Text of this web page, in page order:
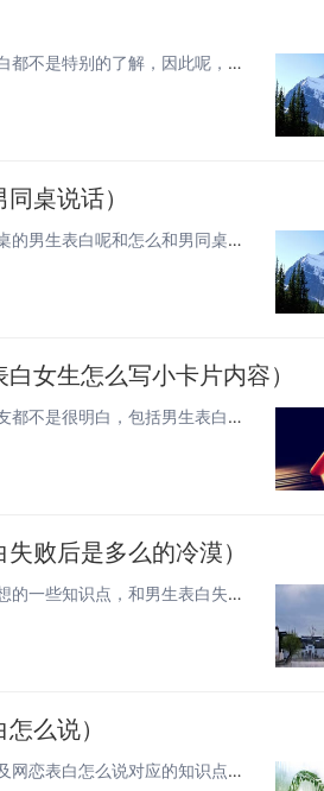
各位老铁们好，相信很多人对糸和弦怎么让男生表白都不是特别的了解，因此呢，今天就来为大家分享下关于糸和弦怎么让男生表白以及的问题知识，还望可以帮助大家，解决大家的一些困惑，下面一起来看看吧！ 1如何让男生表白 主动暗示有时间约会。男生在听到自...
桌说话）
老铁们，大家好，相信还有很多朋友对于怎么向同桌的男生表白呢和怎么和男同桌说话的相关问题不太懂，没关系，今天就由我来为大家分享分享怎么向同桌的男生表白呢以及怎么和男同桌说话的问题，文章篇幅可能偏长，希望可以帮助到大家，下面一起来看看吧！ 我今...
女生怎么写小卡片内容）
大家好，男生表白女生怎么写小卡片相信很多的网友都不是很明白，包括男生表白女生怎么写小卡片内容也是一样，不过没有关系，接下来就来为大家分享关于男生表白女生怎么写小卡片和男生表白女生怎么写小卡片内容的一些知识点，大家可以关注收藏，免得下次来找不...
败后是多么的冷漠）
大家好，今天来为大家分享男生表白失败后会怎么想的一些知识点，和男生表白失败后是多么的冷漠的问题解析，大家要是都明白，那么可以忽略，如果不太清楚的话可以看看本篇文章，相信很大概率可以解决您的问题，接下来我们就一起来看看吧！表白失败就放弃的男生...
么说）
本篇文章给大家谈谈网恋怎么表白小作文男生，以及网恋表白怎么说对应的知识点，文章可能有点长，但是希望大家可以阅读完，增长自己的知识，最重要的是希望对各位有所帮助，可以解决了您的问题，不要忘了收藏本站喔。 网恋 怎么表白 就对他说，我懂你可能会...